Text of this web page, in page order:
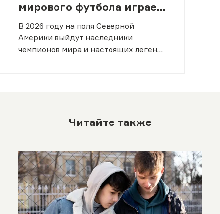
мирового футбола играет
на ЧМ-2026
В 2026 году на поля Северной
Америки выйдут наследники
чемпионов мира и настоящих легенд
Читайте также